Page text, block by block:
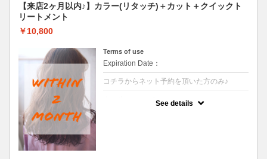
【来店2ヶ月以内♪】カラー(リタッチ)＋カット＋クイックト
リートメント
￥10,800
Terms of use
Expiration Date：
コチラからネット予約を頂いた方のみ♪
See details